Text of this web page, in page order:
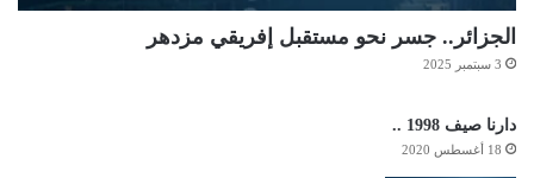
الجزائر.. جسر نحو مستقبل إفريقي مزدهر
3 سبتمبر 2025
دارنا صيف 1998 ..
18 أغسطس 2020